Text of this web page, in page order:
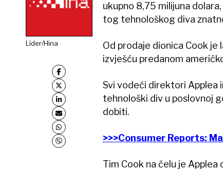
Lider/Hina
ukupno 8,75 milijuna
tog tehnološkog diva
Od prodaje dionica Cook je
izvješću predanom
Svi vodeći direktori Applea
tehnološki div u poslovnoj
dobiti.
>>>Consumer Reports:
Tim Cook na čelu je